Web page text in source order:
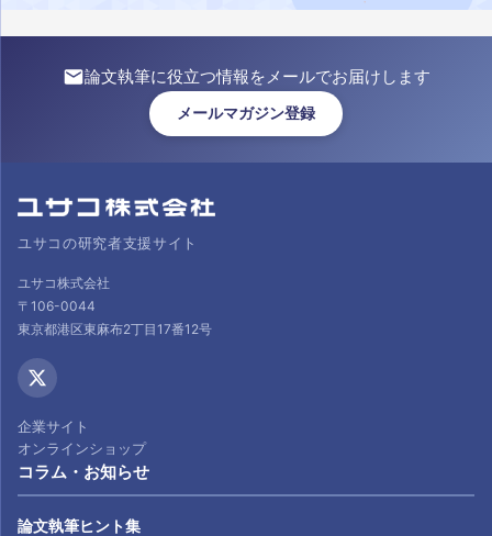
論文執筆に役立つ情報をメールでお届けします
メールマガジン登録
ユサコの研究者支援サイト
ユサコ株式会社
〒106-0044
東京都港区東麻布2丁目17番12号
企業サイト
オンラインショップ
コラム・お知らせ
論文執筆ヒント集